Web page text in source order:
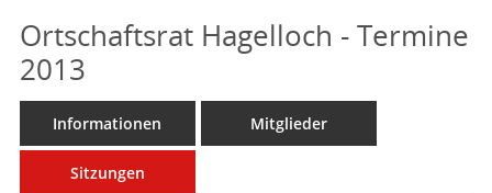
Ortschaftsrat Hagelloch - Termine
2013
Informationen Mitglieder
Sitzungen